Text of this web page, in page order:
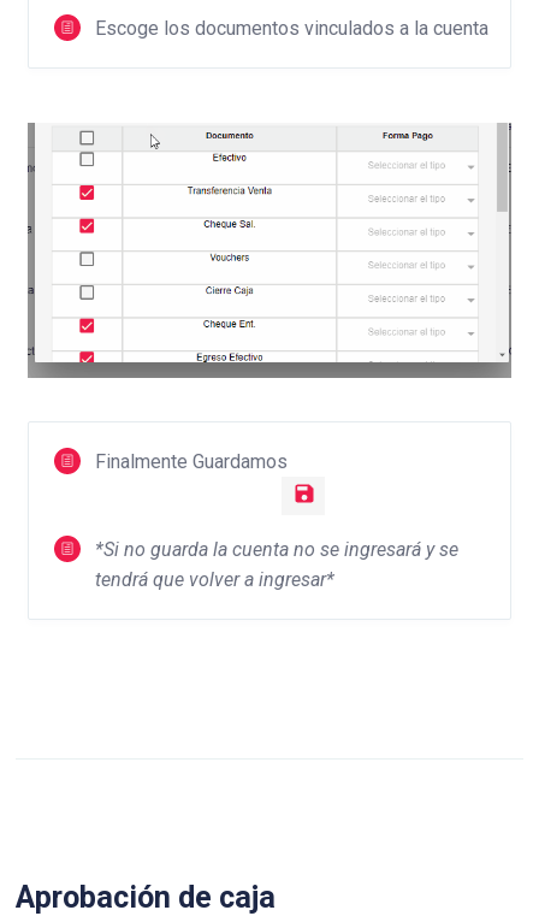
Escoge los documentos vinculados a la cuenta
Finalmente Guardamos
*Si no guarda la cuenta no se ingresará y se
tendrá que volver a ingresar*
Aprobación de caja